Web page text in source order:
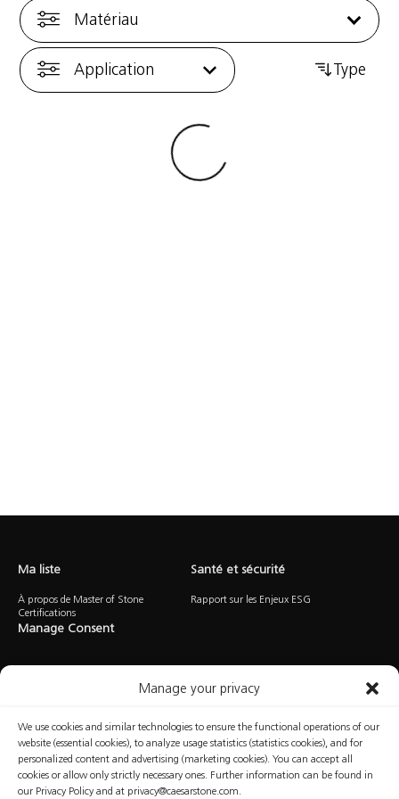
Manage your privacy
We use cookies and similar technologies to ensure the functional operations of our
website (essential cookies), to analyze usage statistics (statistics cookies), and for
personalized content and advertising (marketing cookies). You can accept all
cookies or allow only strictly necessary ones. Further information can be found in
our Privacy Policy and at privacy@caesarstone.com.
Matériau
Application Type
Ma liste
À propos de Master of Stone
Certifications
Santé et sécurité
Rapport sur les Enjeux ESG
Manage Consent
Politique de
confidentialité
Politique d’utilisation
des témoins
Conditions
D’utilisation
Manage
Consent